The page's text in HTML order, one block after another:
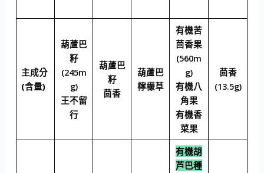
主成分
(含量)
葫蘆巴
籽
(245m
g)
王不留
行
葫蘆巴
籽
茴香
葫蘆巴
檸檬草
有機苦
茴香果
(560m
g)
有機八
角果
有機香
菜果
茴香
(13.5g)
有機胡
芦巴種